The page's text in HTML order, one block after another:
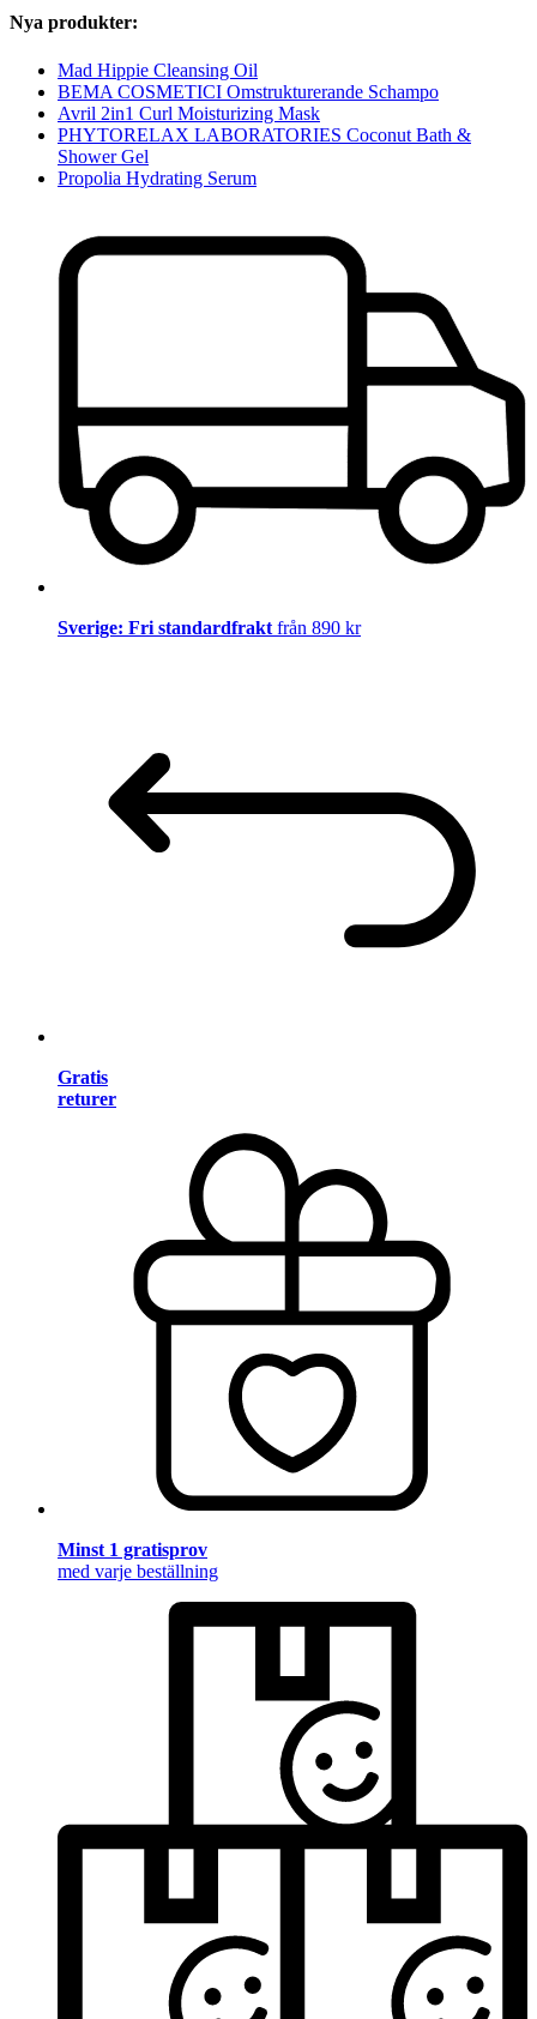
Nya produkter:
Mad Hippie Cleansing Oil
BEMA COSMETICI Omstrukturerande Schampo
Avril 2in1 Curl Moisturizing Mask
PHYTORELAX LABORATORIES Coconut Bath &
Shower Gel
Propolia Hydrating Serum
Sverige: Fri standardfrakt från 890 kr
Gratis
returer
Minst 1 gratisprov
med varje beställning